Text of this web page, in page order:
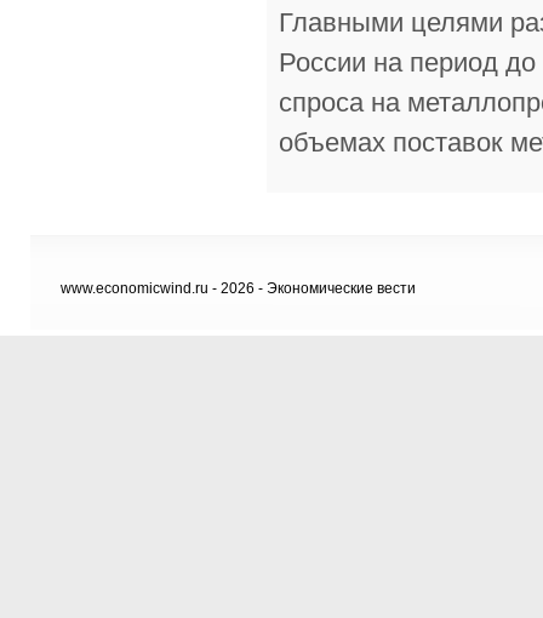
Главными целями
России на период до
спроса на
объемах поставок
www.economicwind.ru - 2026 - Экономические вести